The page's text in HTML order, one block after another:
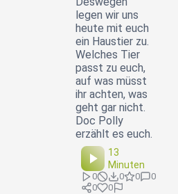
legen wir uns
heute mit euch
ein Haustier zu.
Welches Tier
passt zu euch,
auf was müsst
ihr achten, was
geht gar nicht.
Doc Polly
erzählt es euch.
13
Minuten
0 0 0
0
0
0